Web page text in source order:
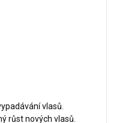
vlasů.
růst nových vlasů.